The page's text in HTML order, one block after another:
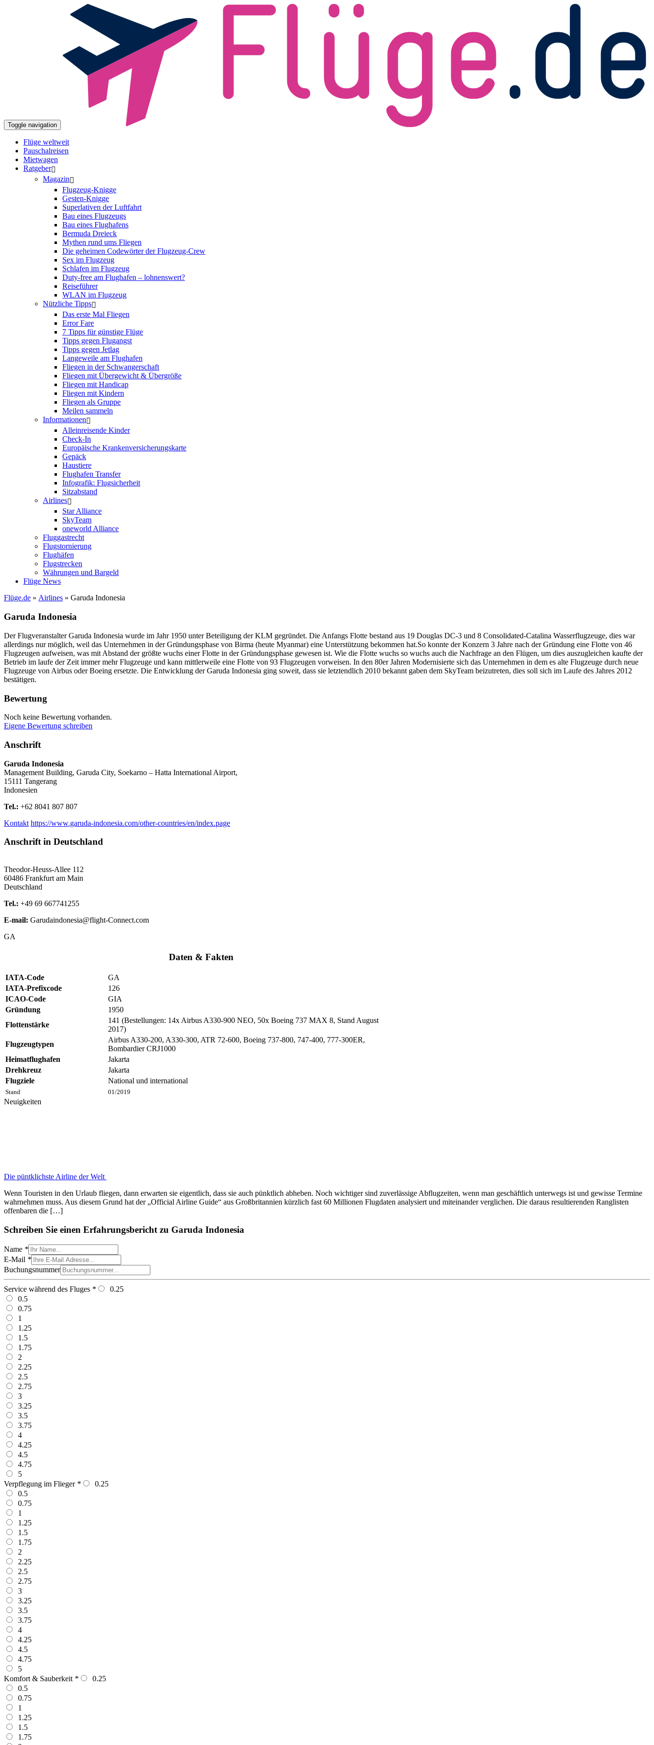
Toggle navigation
Flüge weltweit
Pauschalreisen
Mietwagen
Ratgeber
Magazin
Flugzeug-Knigge
Gesten-Knigge
Superlativen der Luftfahrt
Bau eines Flugzeugs
Bau eines Flughafens
Bermuda Dreieck
Mythen rund ums Fliegen
Die geheimen Codewörter der Flugzeug-Crew
Sex im Flugzeug
Schlafen im Flugzeug
Duty-free am Flughafen – lohnenswert?
Reiseführer
WLAN im Flugzeug
Nützliche Tipps
Das erste Mal Fliegen
Error Fare
7 Tipps für günstige Flüge
Tipps gegen Flugangst
Tipps gegen Jetlag
Langeweile am Flughafen
Fliegen in der Schwangerschaft
Fliegen mit Übergewicht & Übergröße
Fliegen mit Handicap
Fliegen mit Kindern
Fliegen als Gruppe
Meilen sammeln
Informationen
Alleinreisende Kinder
Check-In
Europäische Krankenversicherungskarte
Gepäck
Haustiere
Flughafen Transfer
Infografik: Flugsicherheit
Sitzabstand
Airlines
Star Alliance
SkyTeam
oneworld Alliance
Fluggastrecht
Flugstornierung
Flughäfen
Flugstrecken
Währungen und Bargeld
Flüge News
Flüge.de » Airlines » Garuda Indonesia
Garuda Indonesia
Der Flugveranstalter Garuda Indonesia wurde im Jahr 1950 unter Beteiligung der KLM gegründet. Die Anfangs Flotte bestand aus 19 Douglas DC-3 und 8 Consolidated-Catalina Wasserflugzeuge, dies war
allerdings nur möglich, weil das Unternehmen in der Gründungsphase von Birma (heute Myanmar) eine Unterstützung bekommen hat.So konnte der Konzern 3 Jahre nach der Gründung eine Flotte von 46
Flugzeugen aufweisen, was mit Abstand der größte wuchs einer Flotte in der Gründungsphase gewesen ist. Wie die Flotte wuchs so wuchs auch die Nachfrage an den Flügen, um dies auszugleichen kaufte der
Betrieb im laufe der Zeit immer mehr Flugzeuge und kann mittlerweile eine Flotte von 93 Flugzeugen vorweisen. In den 80er Jahren Modernisierte sich das Unternehmen in dem es alte Flugzeuge durch neue
Flugzeuge von Airbus oder Boeing ersetzte. Die Entwicklung der Garuda Indonesia ging soweit, dass sie letztendlich 2010 bekannt gaben dem SkyTeam beizutreten, dies soll sich im Laufe des Jahres 2012
bestätigen.
Bewertung
Noch keine Bewertung vorhanden.
Eigene Bewertung schreiben
Anschrift
Garuda Indonesia
Management Building, Garuda City, Soekarno – Hatta International Airport,
15111 Tangerang
Indonesien
Tel.: +62 8041 807 807
Kontakt https://www.garuda-indonesia.com/other-countries/en/index.page
Anschrift in Deutschland
Theodor-Heuss-Allee 112
60486 Frankfurt am Main
Deutschland
Tel.: +49 69 667741255
E-mail: Garudaindonesia@flight-Connect.com
GA
Daten & Fakten
Stand 01/2019
IATA-Code
GA
IATA-Prefixcode
126
ICAO-Code
GIA
Gründung
1950
Flottenstärke
141 (Bestellungen: 14x Airbus A330-900 NEO, 50x Boeing 737 MAX 8, Stand August
2017)
Flugzeugtypen
Airbus A330-200, A330-300, ATR 72-600, Boeing 737-800, 747-400, 777-300ER,
Bombardier CRJ1000
Heimatflughafen
Jakarta
Drehkreuz
Jakarta
Flugziele
National und international
Neuigkeiten
Die püntklichste Airline der Welt
Wenn Touristen in den Urlaub fliegen, dann erwarten sie eigentlich, dass sie auch pünktlich abheben. Noch wichtiger sind zuverlässige Abflugzeiten, wenn man geschäftlich unterwegs ist und gewisse Termine
wahrnehmen muss. Aus diesem Grund hat der „Official Airline Guide“ aus Großbritannien kürzlich fast 60 Millionen Flugdaten analysiert und miteinander verglichen. Die daraus resultierenden Ranglisten
offenbaren die […]
Schreiben Sie einen Erfahrungsbericht zu Garuda Indonesia
Name *
E-Mail *
Buchungsnummer
Service während des Fluges *
0.25
0.5
0.75
1
1.25
1.5
1.75
2
2.25
2.5
2.75
3
3.25
3.5
3.75
4
4.25
4.5
4.75
5
Verpflegung im Flieger *
0.25
0.5
0.75
1
1.25
1.5
1.75
2
2.25
2.5
2.75
3
3.25
3.5
3.75
4
4.25
4.5
4.75
5
Komfort & Sauberkeit *
0.25
0.5
0.75
1
1.25
1.5
1.75